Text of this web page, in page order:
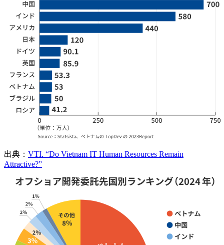
出典： VTI. “Do Vietnam IT Human Resources Remain
Attractive?”